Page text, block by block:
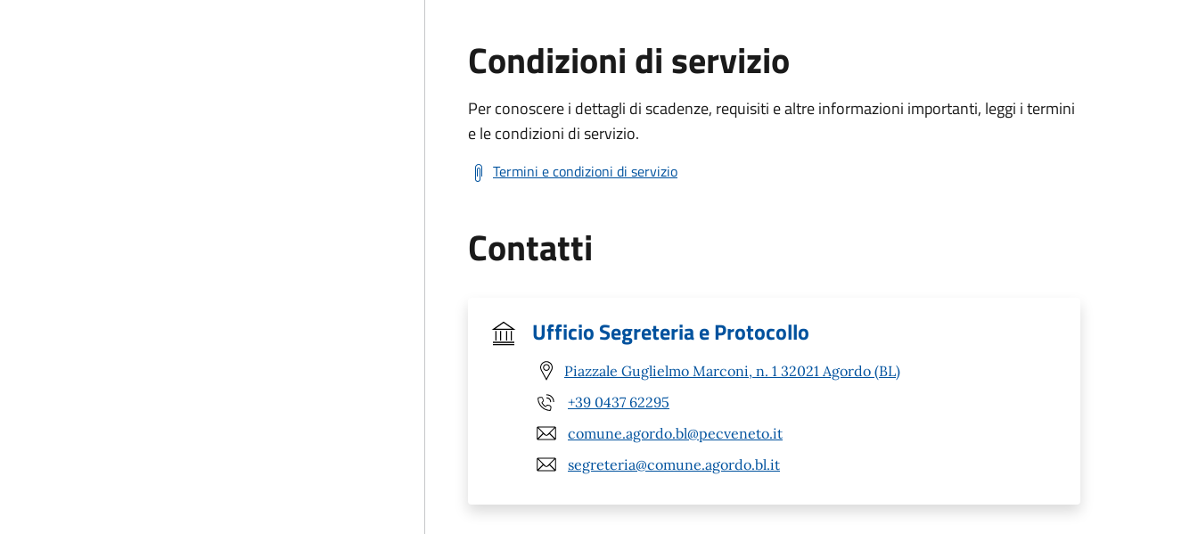
Condizioni di servizio
Per conoscere i dettagli di scadenze, requisiti e altre informazioni importanti, leggi i termini
e le condizioni di servizio.
Termini e condizioni di servizio
Contatti
Ufficio Segreteria e Protocollo
Piazzale Guglielmo Marconi, n. 1 32021 Agordo (BL)
+39 0437 62295
comune.agordo.bl@pecveneto.it
segreteria@comune.agordo.bl.it